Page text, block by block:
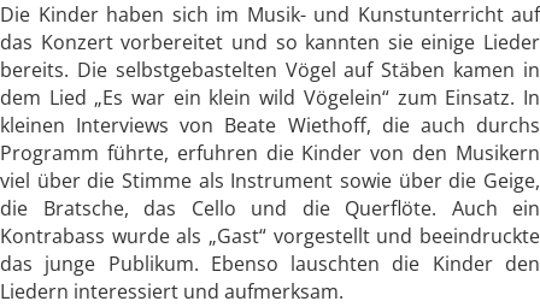
Die Kinder haben sich im Musik- und Kunstunterricht auf
das Konzert vorbereitet und so kannten sie einige Lieder
bereits. Die selbstgebastelten Vögel auf Stäben kamen in
dem Lied „Es war ein klein wild Vögelein“ zum Einsatz. In
kleinen Interviews von Beate Wiethoff, die auch durchs
Programm führte, erfuhren die Kinder von den Musikern
viel über die Stimme als Instrument sowie über die Geige,
die Bratsche, das Cello und die Querflöte. Auch ein
Kontrabass wurde als „Gast“ vorgestellt und beeindruckte
das junge Publikum. Ebenso lauschten die Kinder den
Liedern interessiert und aufmerksam.